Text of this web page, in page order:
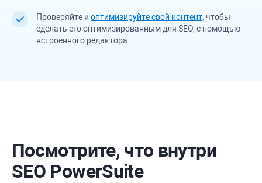
Проверяйте и оптимизируйте свой контент, чтобы
сделать его оптимизированным для SEO, с помощью
встроенного редактора.
Посмотрите, что внутри
SEO PowerSuite